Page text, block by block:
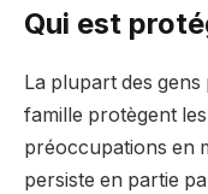
Qui est
La plupart des
famille protègent
préoccupations en
persiste en partie